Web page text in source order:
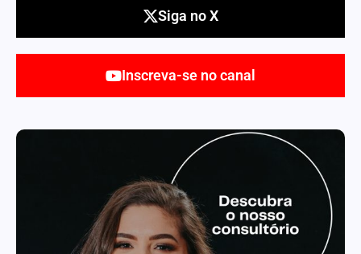
Siga no X
Inscreva-se no canal